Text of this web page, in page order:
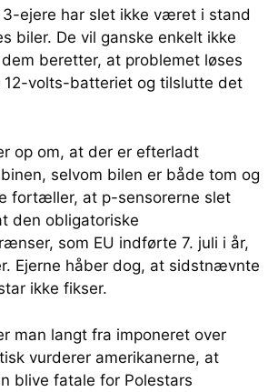
3-ejere har slet ikke været i stand
biler. De vil ganske enkelt ikke
beretter, at problemet løses
12-volts-batteriet og tilslutte det
op om, at der er efterladt
selvom bilen er både tom og
fortæller, at p-sensorerne slet
den obligatoriske
som EU indførte 7. juli i år,
Ejerne håber dog, at sidstnævnte
ikke fikser.
man langt fra imponeret over
vurderer amerikanerne, at
blive fatale for Polestars